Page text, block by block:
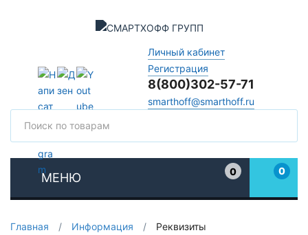
Личный кабинет
Регистрация
8(800)302-57-71
smarthoff@smarthoff.ru
МЕНЮ
0
0
Главная / Информация / Реквизиты